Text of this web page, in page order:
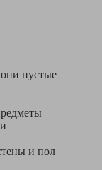
пустые
и пол